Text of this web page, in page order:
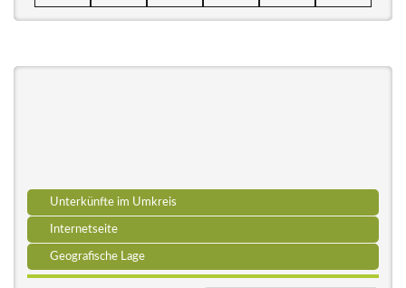
Unterkünfte im Umkreis
Internetseite
Geografische Lage